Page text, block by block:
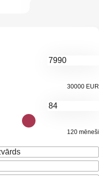
30000 EUR
120 mēneši